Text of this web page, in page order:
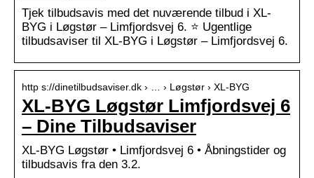
Tjek tilbudsavis med det nuværende tilbud i XL-
BYG i Løgstør – Limfjordsvej 6. ⭐ Ugentlige
tilbudsaviser til XL-BYG i Løgstør – Limfjordsvej 6.
http s://dinetilbudsaviser.dk › … › Løgstør › XL-BYG
XL-BYG Løgstør Limfjordsvej 6
– Dine Tilbudsaviser
XL-BYG Løgstør • Limfjordsvej 6 • Åbningstider og
tilbudsavis fra den 3.2.